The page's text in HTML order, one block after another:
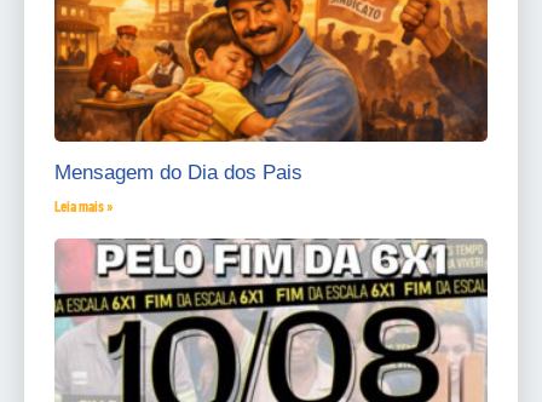
Mensagem do Dia dos Pais
Leia mais »